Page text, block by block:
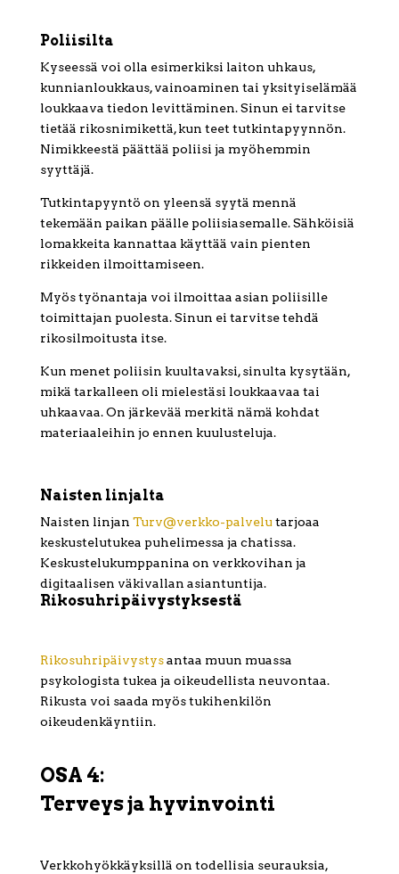
Poliisilta
Kyseessä voi olla esimerkiksi laiton uhkaus,
kunnianloukkaus, vainoaminen tai yksityiselämää
loukkaava tiedon levittäminen. Sinun ei tarvitse
tietää rikosnimikettä, kun teet tutkintapyynnön.
Nimikkeestä päättää poliisi ja myöhemmin
syyttäjä.
Tutkintapyyntö on yleensä syytä mennä
tekemään paikan päälle poliisiasemalle. Sähköisiä
lomakkeita kannattaa käyttää vain pienten
rikkeiden ilmoittamiseen.
Myös työnantaja voi ilmoittaa asian poliisille
toimittajan puolesta. Sinun ei tarvitse tehdä
rikosilmoitusta itse.
Kun menet poliisin kuultavaksi, sinulta kysytään,
mikä tarkalleen oli mielestäsi loukkaavaa tai
uhkaavaa. On järkevää merkitä nämä kohdat
materiaaleihin jo ennen kuulusteluja.
Naisten linjalta
Naisten linjan Turv@verkko-palvelutarjoaa
keskustelutukea puhelimessa ja chatissa.
Keskustelukumppanina on verkkovihan ja
digitaalisen väkivallan asiantuntija.
Rikosuhripäivystyksestä
Rikosuhripäivystysantaa muun muassa
psykologista tukea ja oikeudellista neuvontaa.
Rikusta voi saada myös tukihenkilön
oikeudenkäyntiin.
OSA 4:
Terveys ja hyvinvointi
Verkkohyökkäyksillä on todellisia seurauksia,